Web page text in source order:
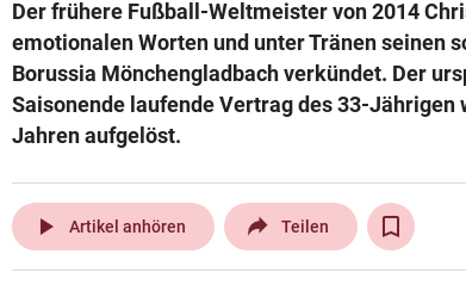
Der frühere Fußball-Weltmeister von 2014
emotionalen Worten und unter Tränen seinen
Borussia Mönchengladbach verkündet. Der
Saisonende laufende Vertrag des 33-Jährigen
Jahren aufgelöst.
play_arrow Artikel anhören Teilen